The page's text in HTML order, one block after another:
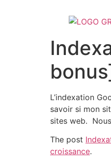
L’indexation
savoir si mon
sites web.
The post
croissance.